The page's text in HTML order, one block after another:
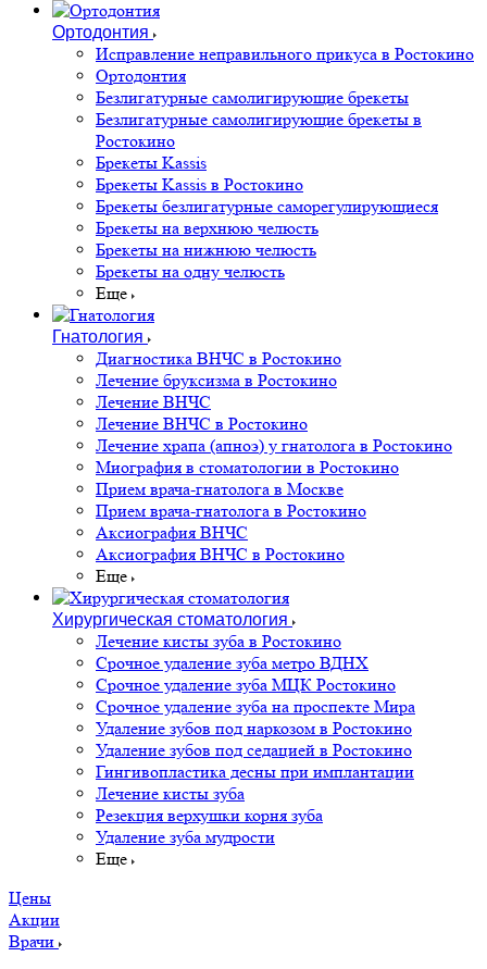
Ортодонтия
Исправление неправильного прикуса в Ростокино
Ортодонтия
Безлигатурные самолигирующие брекеты
Безлигатурные самолигирующие брекеты в
Ростокино
Брекеты Kassis
Брекеты Kassis в Ростокино
Брекеты безлигатурные саморегулирующиеся
Брекеты на верхнюю челюсть
Брекеты на нижнюю челюсть
Брекеты на одну челюсть
Еще
Гнатология
Диагностика ВНЧС в Ростокино
Лечение бруксизма в Ростокино
Лечение ВНЧС
Лечение ВНЧС в Ростокино
Лечение храпа (апноэ) у гнатолога в Ростокино
Миография в стоматологии в Ростокино
Прием врача-гнатолога в Москве
Прием врача-гнатолога в Ростокино
Аксиография ВНЧС
Аксиография ВНЧС в Ростокино
Еще
Хирургическая стоматология
Лечение кисты зуба в Ростокино
Срочное удаление зуба метро ВДНХ
Срочное удаление зуба МЦК Ростокино
Срочное удаление зуба на проспекте Мира
Удаление зубов под наркозом в Ростокино
Удаление зубов под седацией в Ростокино
Гингивопластика десны при имплантации
Лечение кисты зуба
Резекция верхушки корня зуба
Удаление зуба мудрости
Еще
Цены
Акции
Врачи